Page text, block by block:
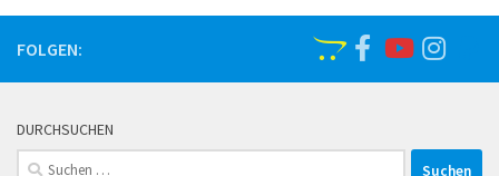
FOLGEN:
DURCHSUCHEN
Suchen